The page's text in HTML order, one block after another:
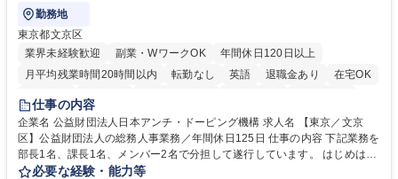
勤務地
東京都文京区
業界未経験歓迎
副業・WワークOK
年間休日120日以上
月平均残業時間20時間以内
転勤なし 英語 退職金あり
在宅OK
賞与あり
育休あり
食事補助あり
仕事の内容
企業名 公益財団法人日本アンチ・ドーピング機構 求人名 【東京／文京
区】公益財団法人の総務人事業務／年間休日125日 仕事の内容 下記業務を
部長1名、課長1名、メンバー2名で分担して遂行しています。 はじめは担
当者として業務を覚えていただき、ゆくゆくはリーダーやマネージャーポ
必要な経験・能力等